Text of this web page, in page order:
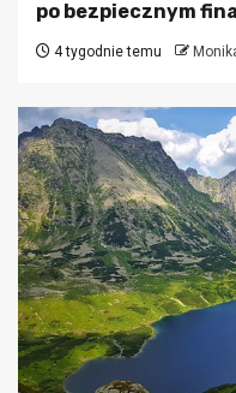
po bezpiecznym
4 tygodnie temu